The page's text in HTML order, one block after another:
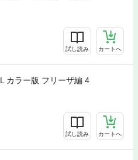
試し読み カートへ
カラー版 フリーザ編 4
試し読み カートへ